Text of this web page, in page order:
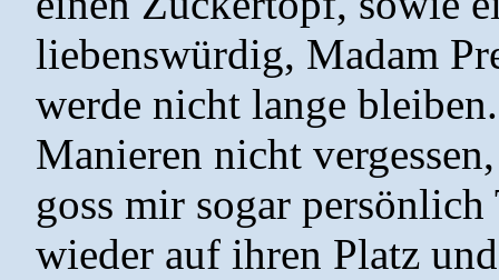
liebenswürdig, Madam
werde nicht lange
Manieren nicht
goss mir sogar persönlich
wieder auf ihren Platz